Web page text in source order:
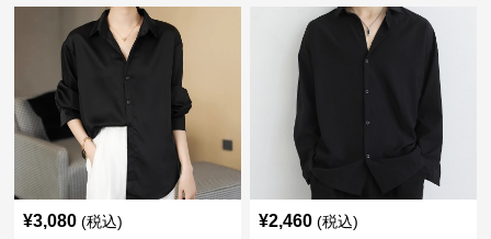
¥3,080 (税込) ¥2,460 (税込)